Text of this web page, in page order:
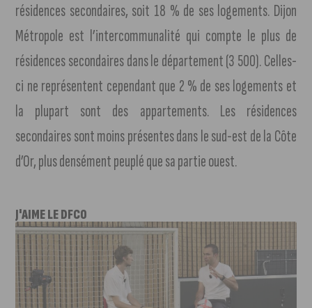
résidences secondaires, soit 18 % de ses logements. Dijon
Métropole est l’intercommunalité qui compte le plus de
résidences secondaires dans le département (3 500). Celles-
ci ne représentent cependant que 2 % de ses logements et
la plupart sont des appartements. Les résidences
secondaires sont moins présentes dans le sud-est de la Côte
d’Or, plus densément peuplé que sa partie ouest.
J'AIME LE DFCO